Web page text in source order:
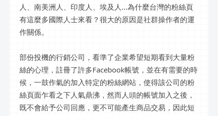
人、南美洲人、印度人、埃及人...為什麼台灣的粉絲頁
有這麼多國際人士來看？很大的原因是社群操作者的運
作關係。
部份投機的行銷公司，看準了企業希望短期看到大量粉
絲的心理，註冊了許多Facebook帳號，並在有需要的時
候，一鼓作氣的加入特定的粉絲網站，使得該公司的粉
絲頁面乍看之下人氣鼎沸，然而人頭的帳號加入之後，
既不會給予公司回應，更不可能產生商品交易，因此短